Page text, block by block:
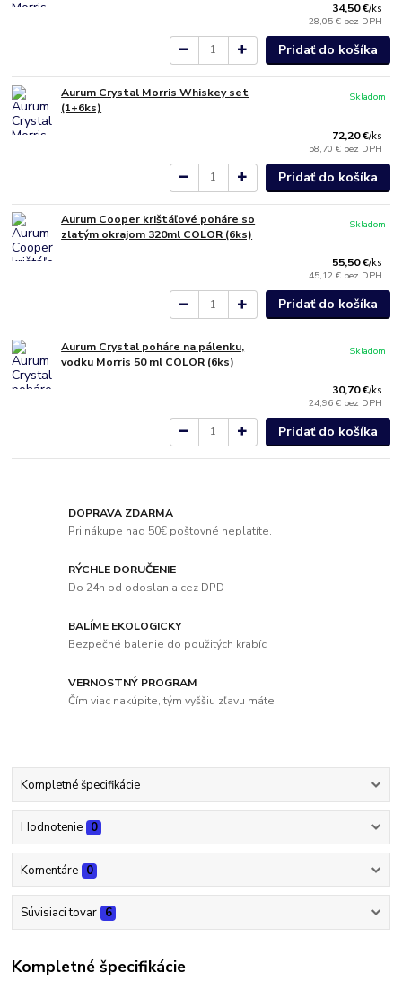
34,50 €/ks
28,05 € bez DPH
Pridať do košíka
Aurum Crystal Morris Whiskey set
(1+6ks)
72,20 €/ks
58,70 € bez DPH
Skladom
Pridať do košíka
Aurum Cooper krištáľové poháre so
zlatým okrajom 320ml COLOR (6ks)
55,50 €/ks
45,12 € bez DPH
Skladom
Pridať do košíka
Aurum Crystal poháre na pálenku,
vodku Morris 50 ml COLOR (6ks)
30,70 €/ks
24,96 € bez DPH
Skladom
Pridať do košíka
DOPRAVA ZDARMA
Pri nákupe nad 50€ poštovné neplatíte.
RÝCHLE DORUČENIE
Do 24h od odoslania cez DPD
BALÍME EKOLOGICKY
Bezpečné balenie do použitých krabíc
VERNOSTNÝ PROGRAM
Čím viac nakúpite, tým vyššiu zľavu máte
Kompletné špecifikácie
Hodnotenie 0
Komentáre 0
Súvisiaci tovar 6
Kompletné špecifikácie